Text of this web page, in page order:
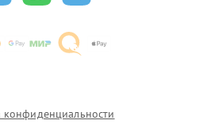
конфиденциальности